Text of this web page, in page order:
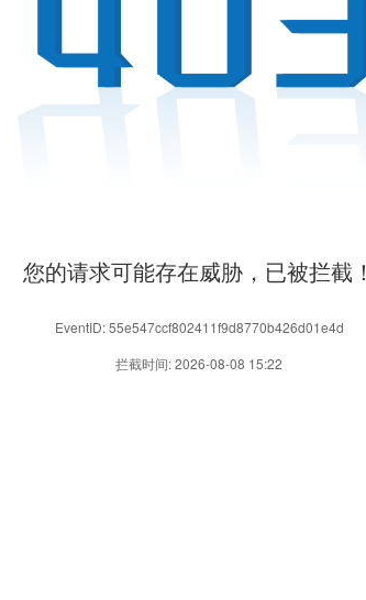
您的请求可能存在威胁，已被拦截！
EventID: 55e547ccf802411f9d8770b426d01e4d
拦截时间: 2026-08-08 15:22